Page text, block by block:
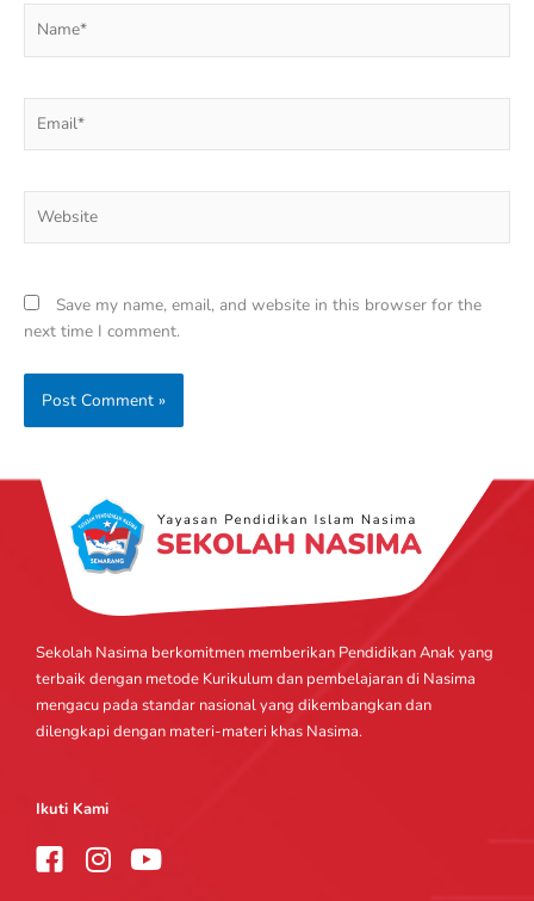
Save my name, email, and website in this browser for the
next time I comment.
Sekolah Nasima berkomitmen memberikan Pendidikan Anak yang
terbaik dengan metode Kurikulum dan pembelajaran di Nasima
mengacu pada standar nasional yang dikembangkan dan
dilengkapi dengan materi-materi khas Nasima.
Ikuti Kami
I Y